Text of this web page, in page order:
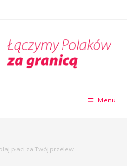
Menu
płaci za Twój przelew